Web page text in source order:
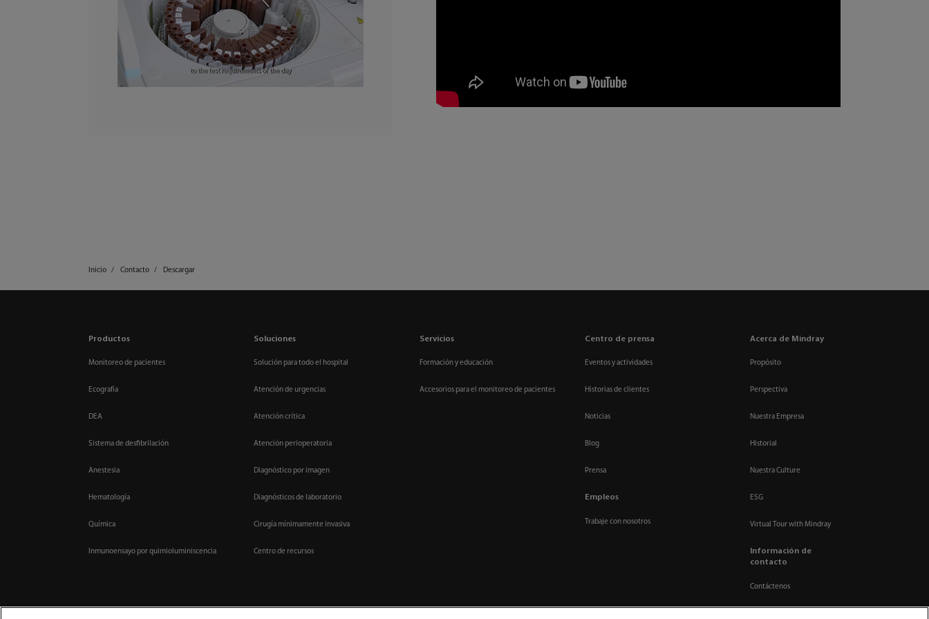
Inicio Contacto Descargar
Productos
Monitoreo de pacientes
Ecografía
DEA
Sistema de desfibrilación
Anestesia
Hematología
Química
Inmunoensayo por quimioluminiscencia
Soluciones
Solución para todo el hospital
Atención de urgencias
Atención crítica
Atención perioperatoria
Diagnóstico por imagen
Diagnósticos de laboratorio
Cirugía mínimamente invasiva
Centro de recursos
Servicios
Formación y educación
Accesorios para el monitoreo de pacientes
Centro de prensa
Eventos y actividades
Historias de clientes
Noticias
Blog
Prensa
Empleos
Trabaje con nosotros
Acerca de Mindray
Propósito
Perspectiva
Nuestra Empresa
Historial
Nuestra Culture
ESG
Virtual Tour with Mindray
Información de
contacto
Contáctenos